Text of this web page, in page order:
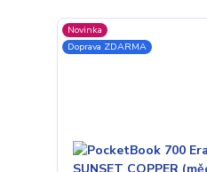
Novinka
Doprava ZDARMA